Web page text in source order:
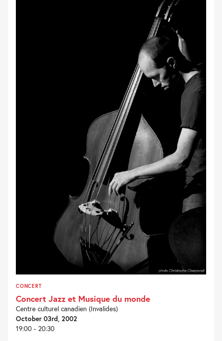
CONCERT
Concert Jazz et Musique du monde
Centre culturel canadien (Invalides)
October 03rd, 2002
19:00 - 20:30